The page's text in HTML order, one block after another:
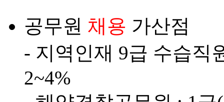
공무원 채용 가산점
- 지역인재 9급 수습직
2~4%